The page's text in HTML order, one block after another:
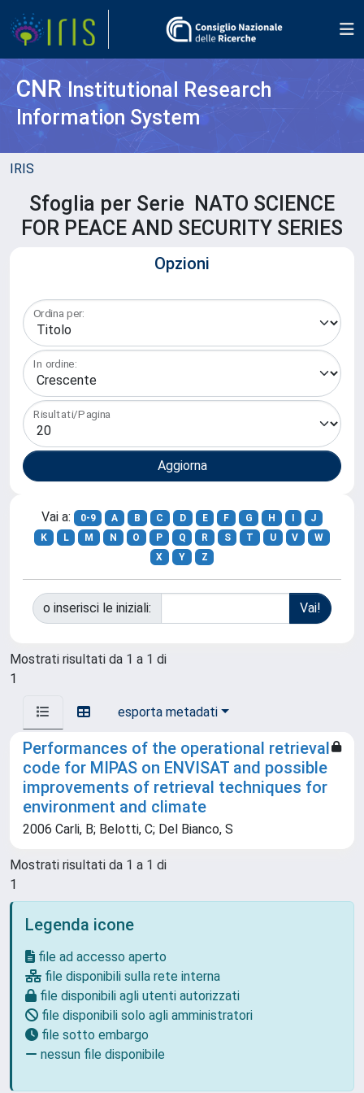
CNR Institutional Research
Information System
IRIS
Sfoglia per Serie NATO SCIENCE
FOR PEACE AND SECURITY SERIES
Opzioni
Ordina per:
In ordine:
Risultati/Pagina
Vai a: 0-9 A B C D E F G H
J
K
L M N O P Q R S T U V
W
X
Y Z
o inserisci le iniziali:
Mostrati risultati da 1 a 1 di
1
esporta metadati
Performances of the operational retrieval
code for MIPAS on ENVISAT and possible
improvements of retrieval techniques for
environment and climate
2006 Carli, B; Belotti, C; Del Bianco, S
Mostrati risultati da 1 a 1 di
1
Legenda icone
file ad accesso aperto
file disponibili sulla rete interna
file disponibili agli utenti autorizzati
file disponibili solo agli amministratori
file sotto embargo
nessun file disponibile